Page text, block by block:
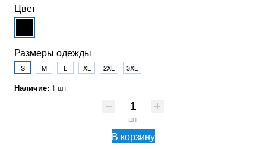
Цвет
Размеры одежды
S M L XL 2XL 3XL
Наличие: 1 шт
шт
В корзину